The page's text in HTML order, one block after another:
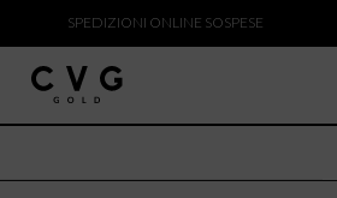
SPEDIZIONI ONLINE SOSPESE